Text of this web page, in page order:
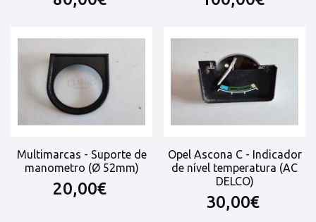
Multimarcas - Suporte de
manometro (Ø 52mm)
20,00€
Opel Ascona C - Indicador
de nível temperatura (AC
DELCO)
30,00€